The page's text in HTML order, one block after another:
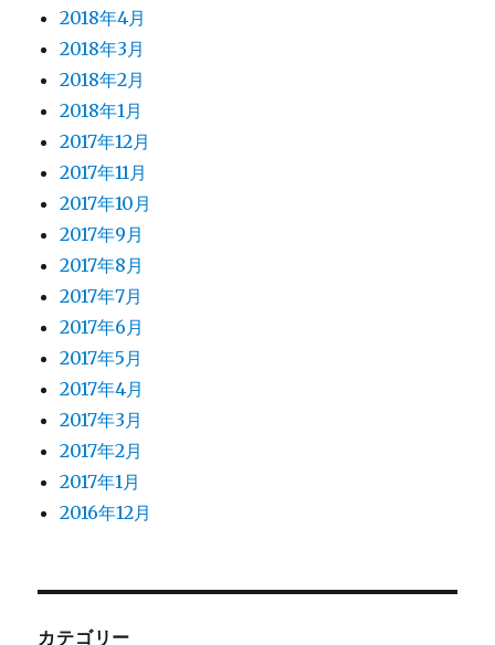
2018年4月
2018年3月
2018年2月
2018年1月
2017年12月
2017年11月
2017年10月
2017年9月
2017年8月
2017年7月
2017年6月
2017年5月
2017年4月
2017年3月
2017年2月
2017年1月
2016年12月
カテゴリー